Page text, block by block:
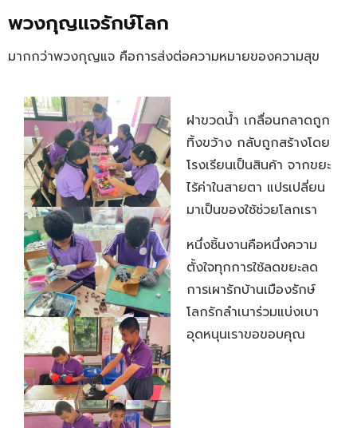
พวงกุญแจรักษ์โลก
มากกว่าพวงกุญแจ คือการส่งต่อความหมายของความสุข
ฝาขวดนํ้า เกลื่อนกลาดถูก
ทิ้งขว้าง กลับถูกสร้างโดย
โรงเรียนเป็นสินค้า จากขยะ
ไร้ค่าในสายตา แปรเปลี่ยน
มาเป็นของใช้ช่วยโลกเรา
หนึ่งชิ้นงานคือหนึ่งความ
ตั้งใจทุกการใช้ลดขยะลด
การเผารักบ้านเมืองรักษ์
โลกรักลําเนาร่วมแบ่งเบา
อุดหนุนเราขอขอบคุณ